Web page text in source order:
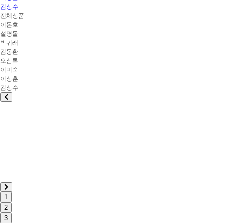
김상수
전체상품
이돈호
설명돌
박귀래
김동환
오삼록
이미숙
이상훈
김상수
1
2
3